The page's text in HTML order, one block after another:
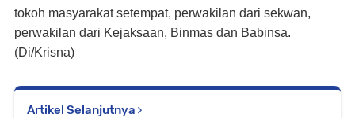
tokoh masyarakat setempat, perwakilan dari sekwan,
perwakilan dari Kejaksaan, Binmas dan Babinsa.
(Di/Krisna)
Artikel Selanjutnya